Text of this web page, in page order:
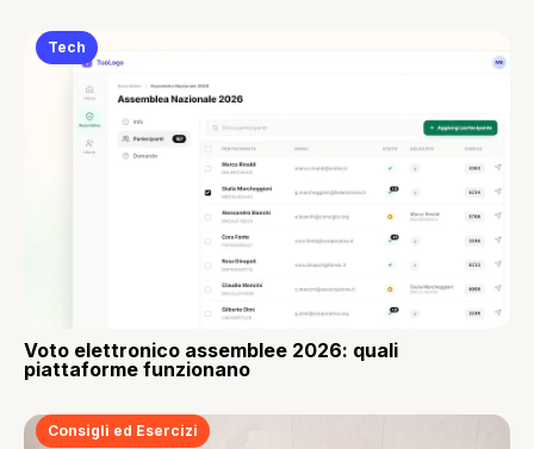
Tech
Voto elettronico assemblee 2026: quali
piattaforme funzionano
Consigli ed Esercizi